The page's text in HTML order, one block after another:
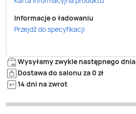
Informacje o ładowaniu
Przejdź do specyfikacji
Wysyłamy zwykle następnego dnia
Dostawa do salonu za 0 zł
14 dni na zwrot